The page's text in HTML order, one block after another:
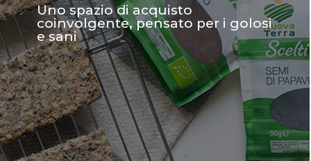
Uno spazio di acquisto
coinvolgente, pensato per i golosi
e sani